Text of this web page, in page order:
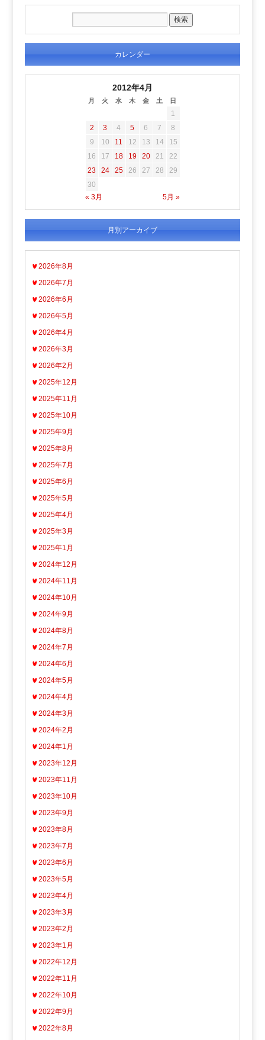
カレンダー
2012年4月
月 火 水 木 金 土 日
« 3月 5月 »
1
2
3 4 5 6 7
8
9
10 11 12 13 14
15
16
17 18 19 20 21
22
23
24 25 26 27 28
29
30
月別アーカイブ
2026年8月
2026年7月
2026年6月
2026年5月
2026年4月
2026年3月
2026年2月
2025年12月
2025年11月
2025年10月
2025年9月
2025年8月
2025年7月
2025年6月
2025年5月
2025年4月
2025年3月
2025年1月
2024年12月
2024年11月
2024年10月
2024年9月
2024年8月
2024年7月
2024年6月
2024年5月
2024年4月
2024年3月
2024年2月
2024年1月
2023年12月
2023年11月
2023年10月
2023年9月
2023年8月
2023年7月
2023年6月
2023年5月
2023年4月
2023年3月
2023年2月
2023年1月
2022年12月
2022年11月
2022年10月
2022年9月
2022年8月